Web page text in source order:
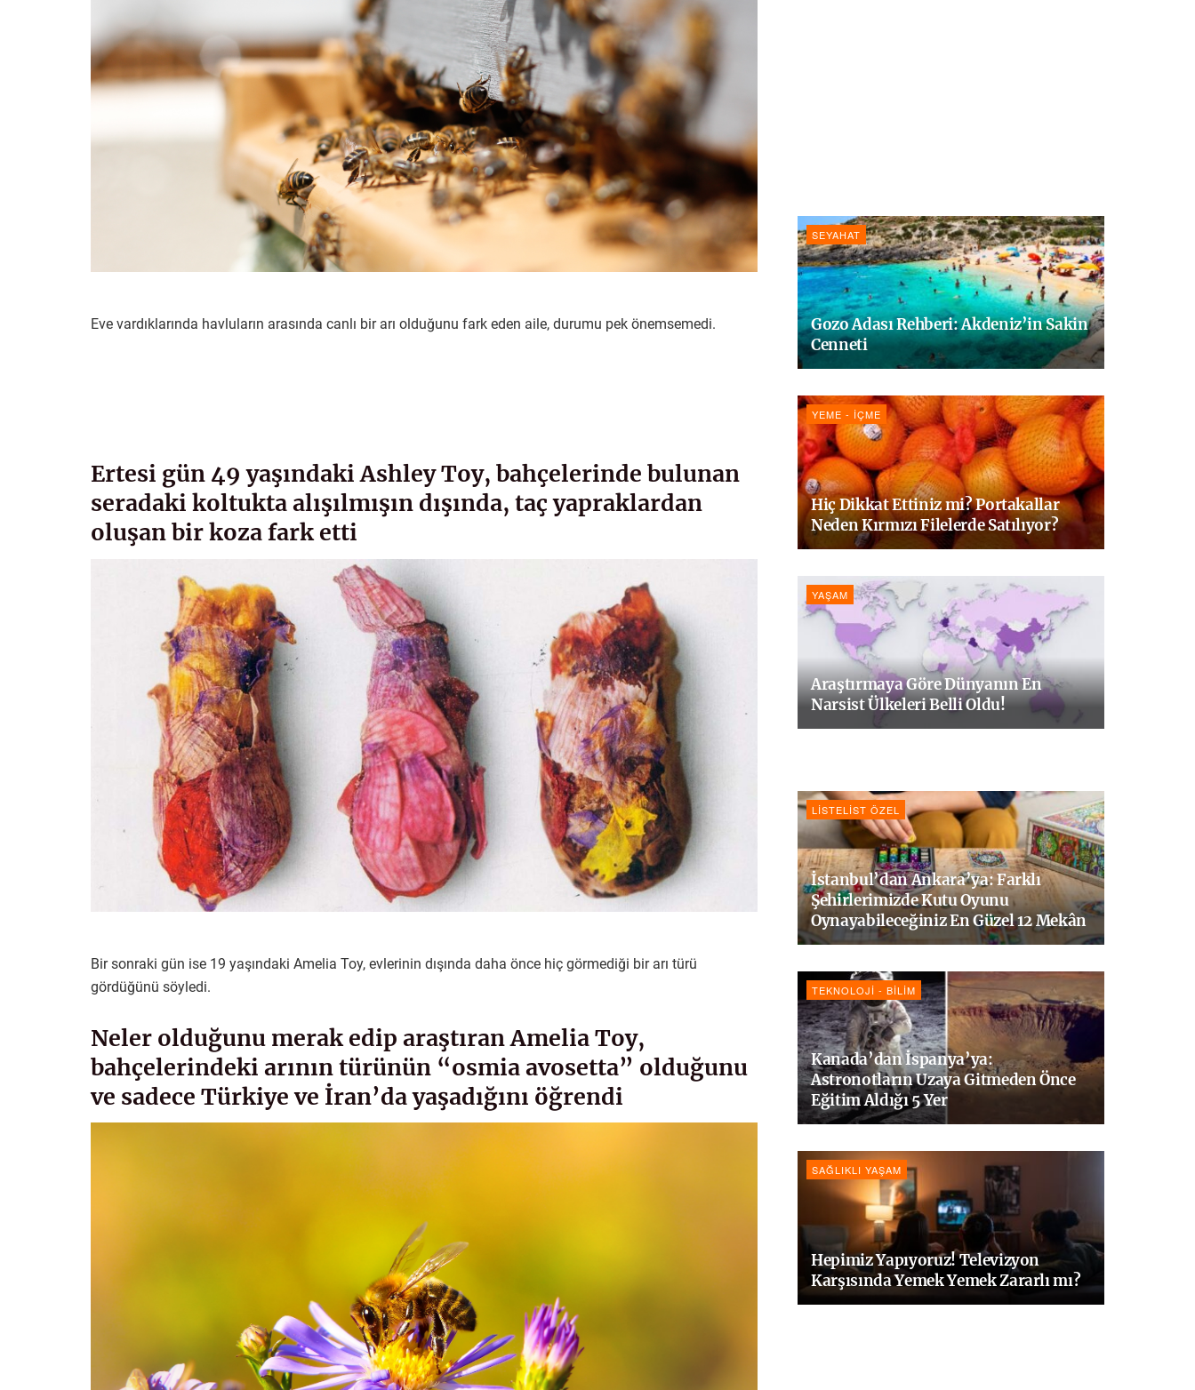
Eve vardıklarında havluların arasında canlı bir arı olduğunu fark eden aile, durumu pek önemsemedi.
Ertesi gün 49 yaşındaki Ashley Toy, bahçelerinde bulunan
seradaki koltukta alışılmışın dışında, taç yapraklardan
oluşan bir koza fark etti
Bir sonraki gün ise 19 yaşındaki Amelia Toy, evlerinin dışında daha önce hiç görmediği bir arı türü
gördüğünü söyledi.
Neler olduğunu merak edip araştıran Amelia Toy,
bahçelerindeki arının türünün “osmia avosetta” olduğunu
ve sadece Türkiye ve İran’da yaşadığını öğrendi
SEYAHAT
Gozo Adası Rehberi: Akdeniz’in Sakin
Cenneti
YEME - İÇME
Hiç Dikkat Ettiniz mi? Portakallar
Neden Kırmızı Filelerde Satılıyor?
YAŞAM
Araştırmaya Göre Dünyanın En
Narsist Ülkeleri Belli Oldu!
LISTELIST ÖZEL
İstanbul’dan Ankara’ya: Farklı
Şehirlerimizde Kutu Oyunu
Oynayabileceğiniz En Güzel 12 Mekân
TEKNOLOJI - BILIM
Kanada’dan İspanya’ya:
Astronotların Uzaya Gitmeden Önce
Eğitim Aldığı 5 Yer
SAĞLIKLI YAŞAM
Hepimiz Yapıyoruz! Televizyon
Karşısında Yemek Yemek Zararlı mı?